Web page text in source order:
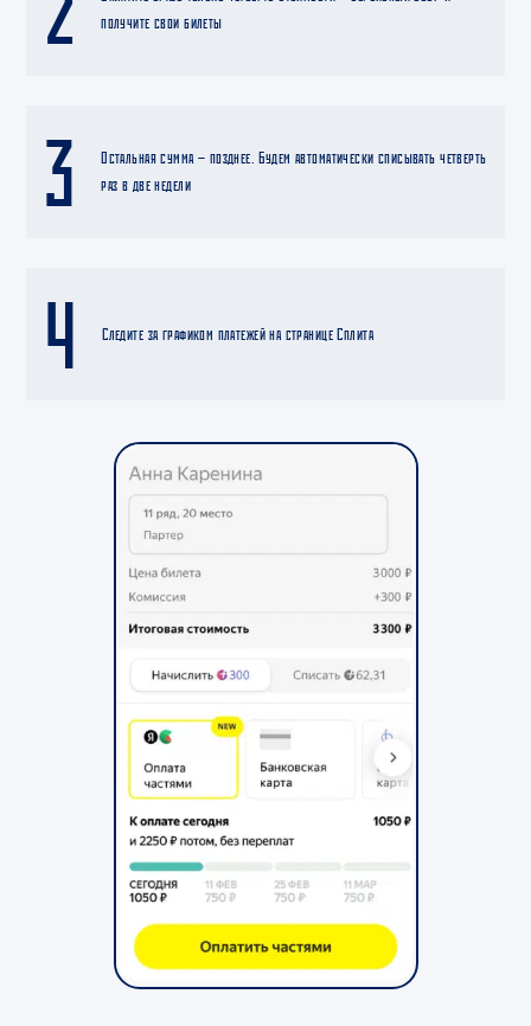
получите свои билеты
3
Остальная сумма — позднее. Будем автоматически списывать четверть
раз в две недели
4 Следите за графиком платежей на странице Сплита